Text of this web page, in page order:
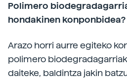
Polimero
hondakinen konponbidea?
Arazo horri aurre egiteko
polimero
daiteke, baldintza jakin